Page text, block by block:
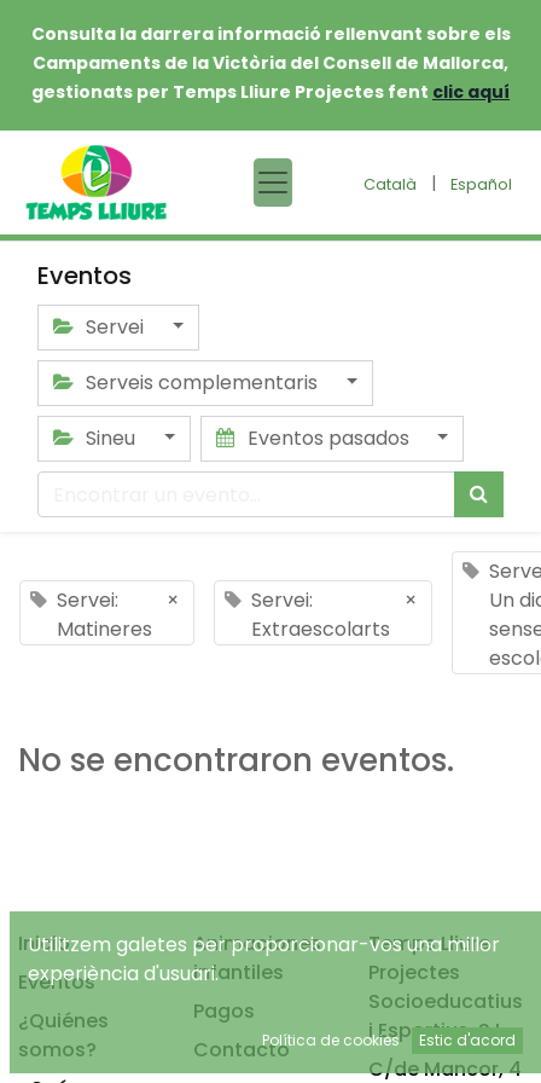
Consulta la darrera informació rellenvant sobre els
Campaments de la Victòria del Consell de Mallorca,
gestionats per Temps Lliure Projectes fent clic aquí
Català | Español
Eventos
Servei
Serveis complementaris
Sineu
Eventos pasados
Servei:
Matineres
×
Servei:
Extraescolarts
×
Un
No se encontraron eventos.
Inicio
Eventos
¿Quiénes
somos?
Animaciones
infantiles
Pagos
Contacto
Temps Lliure
Projectes
Socioeducatius
i Esportius, S.L.
C/de Mancor, 4
Utilitzem galetes per proporcionar-vos una millor
experiència d'usuari.
Política de cookies Estic d'acord